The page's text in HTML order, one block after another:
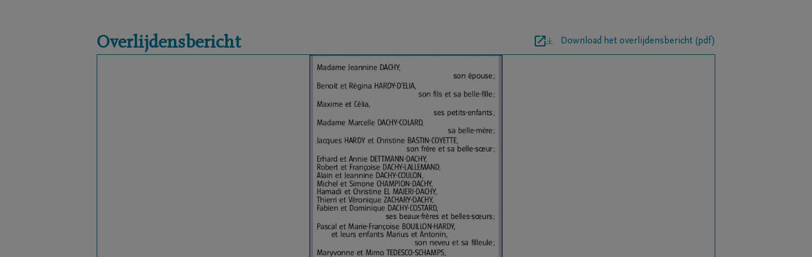
Overlijdensbericht Download het overlijdensbericht (pdf)